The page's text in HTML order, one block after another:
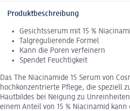
Produktbeschreibung
Gesichtsserum mit 15 %
Talgregulierende Formel
Kann die Poren verfeinern
Spendet Feuchtigkeit
Das The Niacinamide 15 Serum von
hochkonzentrierte Pflege, die speziell
Hautbildes bei Neigung zu
einem Anteil von 15 % Niacinamid